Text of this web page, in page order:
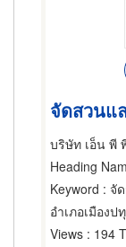
จัดสวนแ
บริษัท เอ็น พี
Heading
Keyword : จั
อำเภอเมืองป
Views : 194